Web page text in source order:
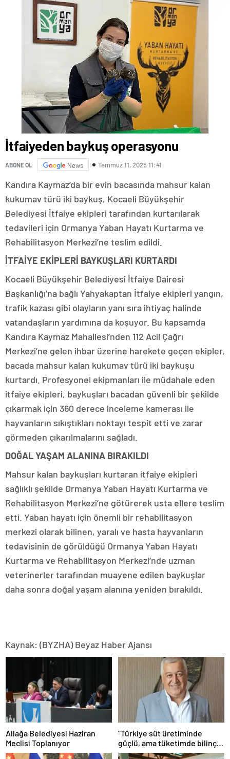
İtfaiyeden baykuş operasyonu
ABONE OL News Temmuz 11, 2025 11:41
Kandıra Kaymaz’da bir evin bacasında mahsur kalan
kukumav türü iki baykuş, Kocaeli Büyükşehir
Belediyesi İtfaiye ekipleri tarafından kurtarılarak
tedavileri için Ormanya Yaban Hayatı Kurtarma ve
Rehabilitasyon Merkezi’ne teslim edildi.
İTFAİYE EKİPLERİ BAYKUŞLARI KURTARDI
Kocaeli Büyükşehir Belediyesi İtfaiye Dairesi
Başkanlığı’na bağlı Yahyakaptan İtfaiye ekipleri yangın,
trafik kazası gibi olayların yanı sıra ihtiyaç halinde
vatandaşların yardımına da koşuyor. Bu kapsamda
Kandıra Kaymaz Mahallesi’nden 112 Acil Çağrı
Merkezi’ne gelen ihbar üzerine harekete geçen ekipler,
bacada mahsur kalan kukumav türü iki baykuşu
kurtardı. Profesyonel ekipmanları ile müdahale eden
itfaiye ekipleri, baykuşları bacadan güvenli bir şekilde
çıkarmak için 360 derece inceleme kamerası ile
hayvanların sıkıştıkları noktayı tespit etti ve zarar
görmeden çıkarılmalarını sağladı.
DOĞAL YAŞAM ALANINA BIRAKILDI
Mahsur kalan baykuşları kurtaran itfaiye ekipleri
sağlıklı şekilde Ormanya Yaban Hayatı Kurtarma ve
Rehabilitasyon Merkezi’ne götürerek usta ellere teslim
etti. Yaban hayatı için önemli bir rehabilitasyon
merkezi olarak bilinen, yaralı ve hasta hayvanların
tedavisinin de görüldüğü Ormanya Yaban Hayatı
Kurtarma ve Rehabilitasyon Merkezi’nde uzman
veterinerler tarafından muayene edilen baykuşlar
daha sonra doğal yaşam alanına yeniden bırakıldı.
Kaynak: (BYZHA) Beyaz Haber Ajansı
Aliağa Belediyesi Haziran
Meclisi Toplanıyor
“Türkiye süt üretiminde
güçlü, ama tüketimde bilinç
şart”